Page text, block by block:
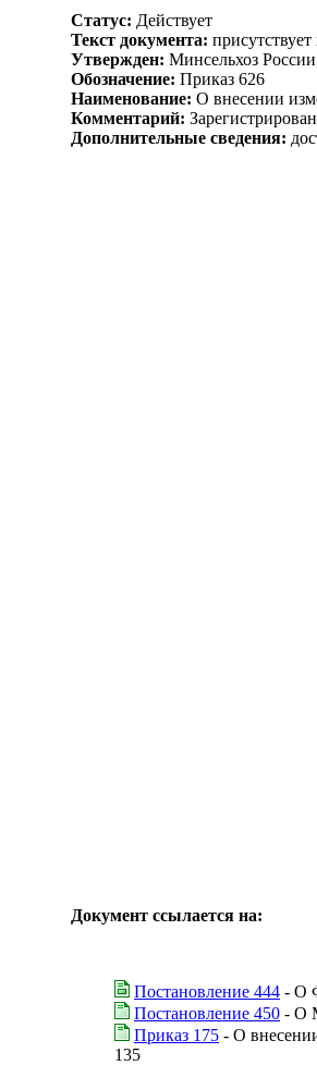
Статус: Действует
Текст документа:
Утвержден: Минсельхоз
Обозначение: Приказ 626
Наименование: О внесении
Комментарий:
Дополнительные сведения:
Документ ссылается на:
Постановление 444 - О
Постановление 450 - О
Приказ 175 - О
135